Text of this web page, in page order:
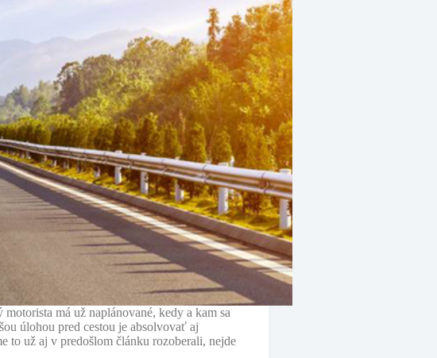
má už naplánované, kedy a kam sa
úlohou pred cestou je absolvovať aj
to už aj v predošlom článku rozoberali, nejde